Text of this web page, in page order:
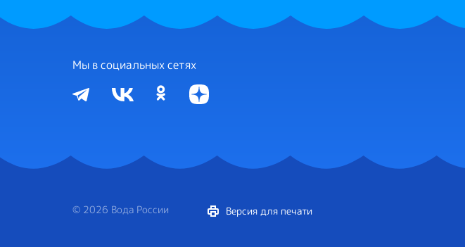
Мы в социальных сетях
© 2026 Вода России Версия для печати